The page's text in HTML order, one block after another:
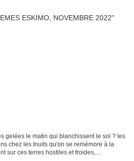
gelées le matin qui blanchissent le sol ? les
chez les Inuits qu'on se remémore à la
sur ces terres hostiles et froides,